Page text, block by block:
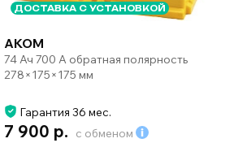
ДОСТАВКА С УСТАНОВКОЙ
AKOM
74 Ач 700 А обратная полярность
278×175×175 мм
Гарантия 36 мес.
7 900 р. с обменом